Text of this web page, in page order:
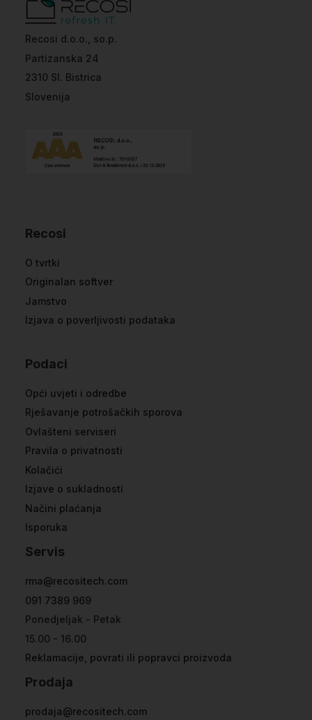
Recosi d.o.o., so.p.
Partizanska 24
2310 Sl. Bistrica
Slovenija
Recosi
O tvrtki
Originalan softver
Jamstvo
Izjava o poverljivosti podataka
Podaci
Opći uvjeti i odredbe
Rješavanje potrošačkih sporova
Ovlašteni serviseri
Pravila o privatnosti
Kolačići
Izjave o sukladnosti
Načini plaćanja
Isporuka
Servis
rma@recositech.com
091 7389 969
Ponedjeljak - Petak
15.00 - 16.00
Reklamacije, povrati ili popravci proizvoda
Prodaja
prodaja@recositech.com